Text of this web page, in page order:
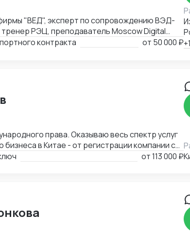
"ВЕД", эксперт по сопровождению ВЭД-
РЭЦ, преподаватель Moscow Digital
из лучших юристов по ВЭД рейтингом
контракта от 50 000 ₽
Оказываю весь спектр услуг
в Китае - от регистрации компании с
разрешения на работу, миграции бизнеса,
от113 000 ₽